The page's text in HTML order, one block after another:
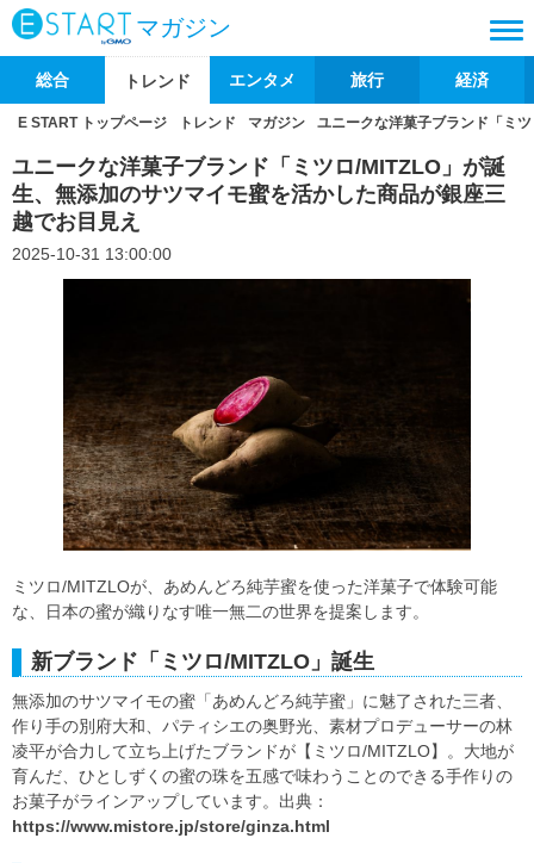
マガジン
総合 トレンド エンタメ 旅行 経済
E START トップページ トレンド マガジン ユニークな洋菓子ブランド「ミ
ユニークな洋菓子ブランド「ミツロ/MITZLO」が誕
生、無添加のサツマイモ蜜を活かした商品が銀座三
越でお目見え
2025-10-31 13:00:00
ミツロ/MITZLOが、あめんどろ純芋蜜を使った洋菓子で体験可能
な、日本の蜜が織りなす唯一無二の世界を提案します。
新ブランド「ミツロ/MITZLO」誕生
無添加のサツマイモの蜜「あめんどろ純芋蜜」に魅了された三者、
作り手の別府大和、パティシエの奥野光、素材プロデューサーの林
凌平が合力して立ち上げたブランドが【ミツロ/MITZLO】。大地が
育んだ、ひとしずくの蜜の珠を五感で味わうことのできる手作りの
お菓子がラインアップしています。出典：
https://www.mistore.jp/store/ginza.html